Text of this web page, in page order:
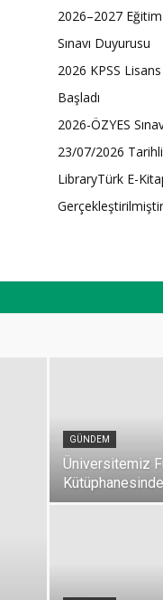
2026–2027
Sınavı Duyurusu
2026 KPSS
Başladı
2026-ÖZYES
23/07/2026 Tarihli
LibraryTürk E-
Gerçekleştirilmiştir
GÜNDEM
Üniversitemiz